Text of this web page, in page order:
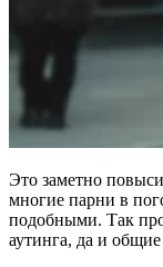
Это заметно
многие парни в
подобными. Так
аутинга, да и